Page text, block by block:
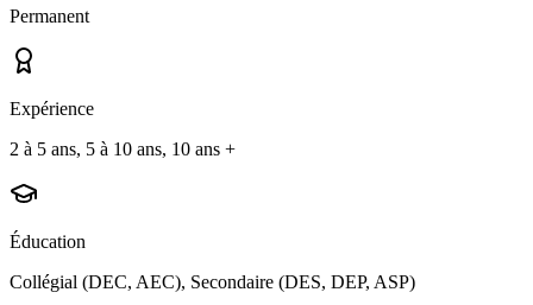
Permanent
Expérience
2 à 5 ans, 5 à 10 ans, 10 ans +
Éducation
Collégial (DEC, AEC), Secondaire (DES, DEP, ASP)